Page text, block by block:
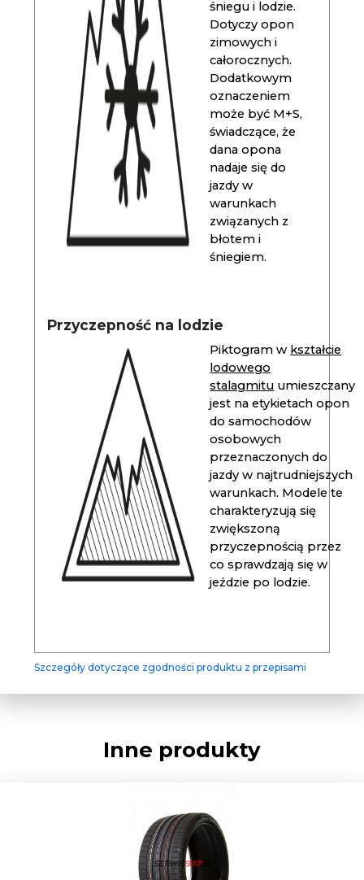
śniegu i lodzie.
Dotyczy opon
zimowych i
całorocznych.
Dodatkowym
oznaczeniem
może być M+S,
świadczące, że
dana opona
nadaje się do
jazdy w
warunkach
związanych z
błotem i
śniegiem.
Przyczepność na lodzie
Piktogram w kształcie
lodowego
stalagmitu umieszczany
jest na etykietach opon
do samochodów
osobowych
przeznaczonych do
jazdy w najtrudniejszych
warunkach. Modele te
charakteryzują się
zwiększoną
przyczepnością przez
co sprawdzają się w
jeździe po lodzie.
Szczegóły dotyczące zgodności produktu z przepisami
Inne produkty